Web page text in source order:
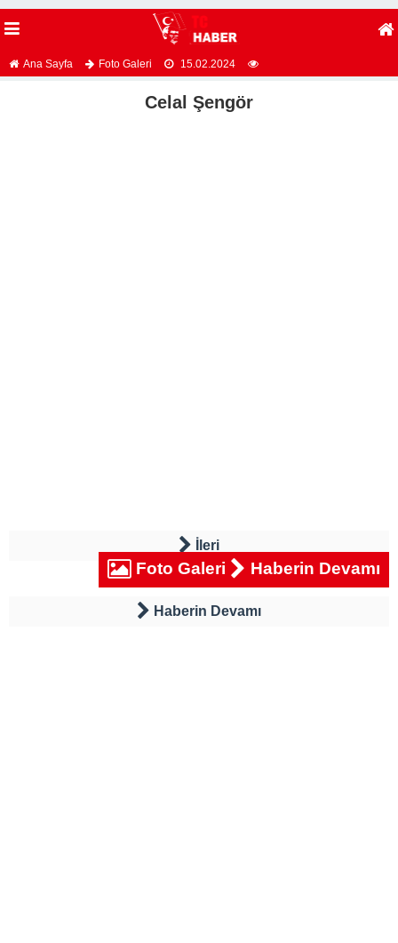
Ana Sayfa Foto Galeri 15.02.2024
Celal Şengör
İleri
Foto Galeri Haberin Devamı
Haberin Devamı